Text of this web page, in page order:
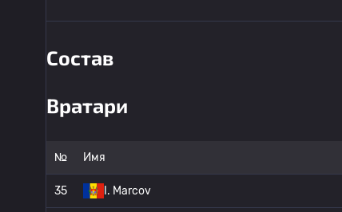
Состав
Вратари
№ Имя
35 I. Marcov